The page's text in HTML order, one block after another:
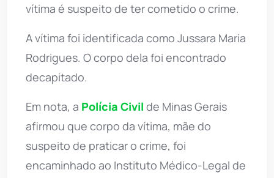
vítima é suspeito de ter cometido o crime.
A vítima foi identificada como Jussara Maria
Rodrigues. O corpo dela foi encontrado
decapitado.
Em nota, a Polícia Civil de Minas Gerais
afirmou que corpo da vítima, mãe do
suspeito de praticar o crime, foi
encaminhado ao Instituto Médico-Legal de